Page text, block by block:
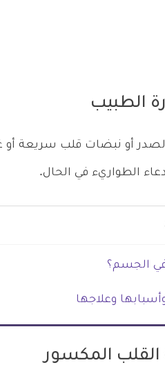
الطبيب
أو نبضات قلب سريعة
الطواريء في الحال.
في الجسم؟
وعلاجها
القلب المكسور